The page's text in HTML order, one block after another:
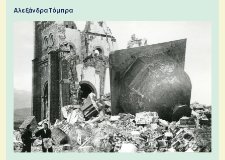
Αλεξάνδρα Τόμπρα